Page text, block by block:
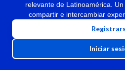
relevante de Latinoamérica.
compartir e intercambiar
Iniciar
Términos y
| Políticas de
| Todos los derechos reservados